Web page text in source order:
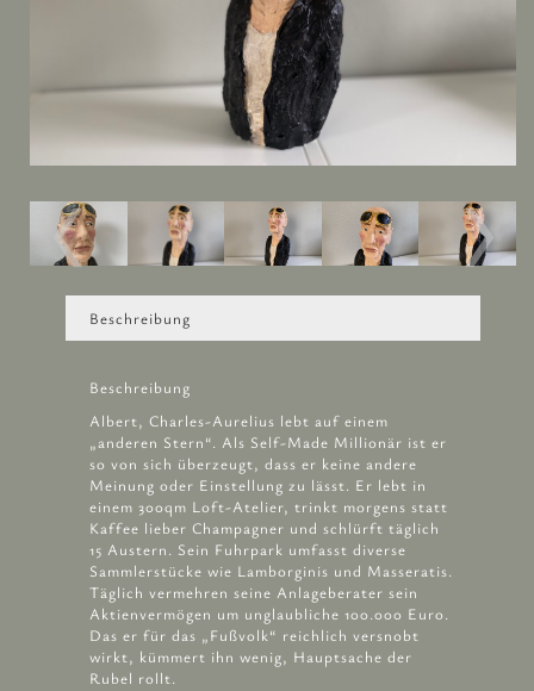
Beschreibung
Beschreibung
Albert, Charles-Aurelius lebt auf einem
„anderen Stern“. Als Self-Made Millionär ist er
so von sich überzeugt, dass er keine andere
Meinung oder Einstellung zu lässt. Er lebt in
einem 300qm Loft-Atelier, trinkt morgens statt
Kaffee lieber Champagner und schlürft täglich
15 Austern. Sein Fuhrpark umfasst diverse
Sammlerstücke wie Lamborginis und Masseratis.
Täglich vermehren seine Anlageberater sein
Aktienvermögen um unglaubliche 100.000 Euro.
Das er für das „Fußvolk“ reichlich versnobt
wirkt, kümmert ihn wenig, Hauptsache der
Rubel rollt.